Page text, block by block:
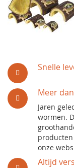
Snelle
Meer
Jaren
wormen.
onze
Altijd